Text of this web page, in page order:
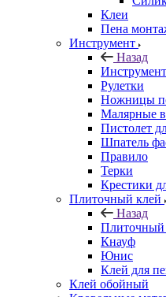
Клеи
Пена
Инструмент
Назад
Инструмент
Рулетки
Ножницы
Малярные
Пистолет
Шпатель
Правило
Терки
Крестики
Плиточный клей
Назад
Плиточный
Кнауф
Юнис
Клей для
Клей обойный